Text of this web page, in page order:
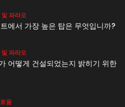
파라오
에서 가장 높은 탑은 무엇입니까?
파라오
어떻게 건설되었는지 밝히기 위한
움